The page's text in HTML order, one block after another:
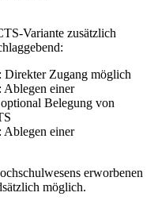
Variante zusätzlich
Direkter Zugang möglich
Ablegen einer
Belegung von
Ablegen einer
erworbenen
möglich.